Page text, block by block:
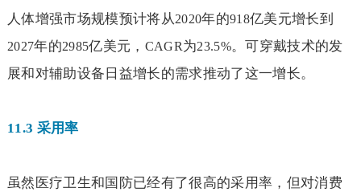
人体增强市场规模预计将从2020年的918亿美元增长到
2027年的2985亿美元， CAGR为23.5%。可穿戴技术的发
展和对辅助设备日益增长的需求推动了这一增长。
11.3 采用率
虽然医疗卫生和国防已经有了很高的采用率，但对消费